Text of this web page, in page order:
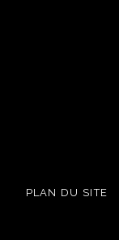
PLAN DU SITE